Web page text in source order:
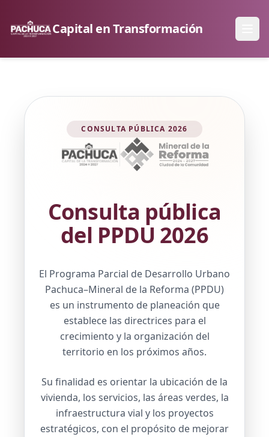
Capital en Transformación
CONSULTA PÚBLICA 2026
Consulta pública
del PPDU 2026
El Programa Parcial de Desarrollo Urbano
Pachuca–Mineral de la Reforma (PPDU)
es un instrumento de planeación que
establece las directrices para el
crecimiento y la organización del
territorio en los próximos años.
Su finalidad es orientar la ubicación de la
vivienda, los servicios, las áreas verdes, la
infraestructura vial y los proyectos
estratégicos, con el propósito de mejorar